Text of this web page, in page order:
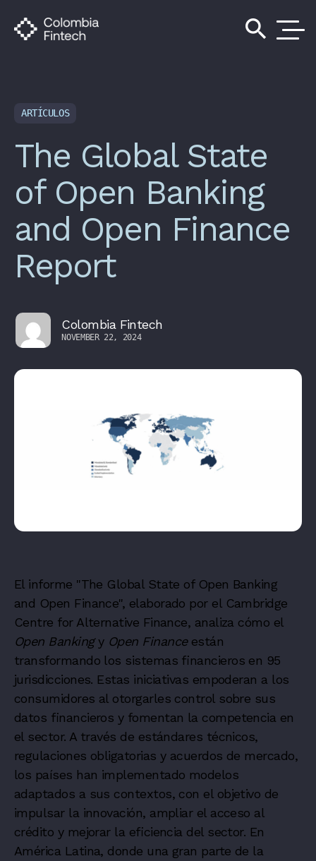
search
ARTÍCULOS
The Global State
of Open Banking
and Open Finance
Report
Colombia Fintech
NOVEMBER 22, 2024
El informe "The Global State of Open Banking
and Open Finance", elaborado por el Cambridge
Centre for Alternative Finance, analiza cómo el
Open Bankingy Open Financeestán
transformando los sistemas financieros en 95
jurisdicciones. Estas iniciativas empoderan a los
consumidores al otorgarles control sobre sus
datos financieros y fomentan la competencia en
el sector. A través de estándares técnicos,
regulaciones obligatorias y acuerdos de mercado,
los países han implementado modelos
adaptados a sus contextos, con el objetivo de
impulsar la innovación, ampliar el acceso al
crédito y mejorar la eficiencia del sector. En
América Latina, donde una gran parte de la